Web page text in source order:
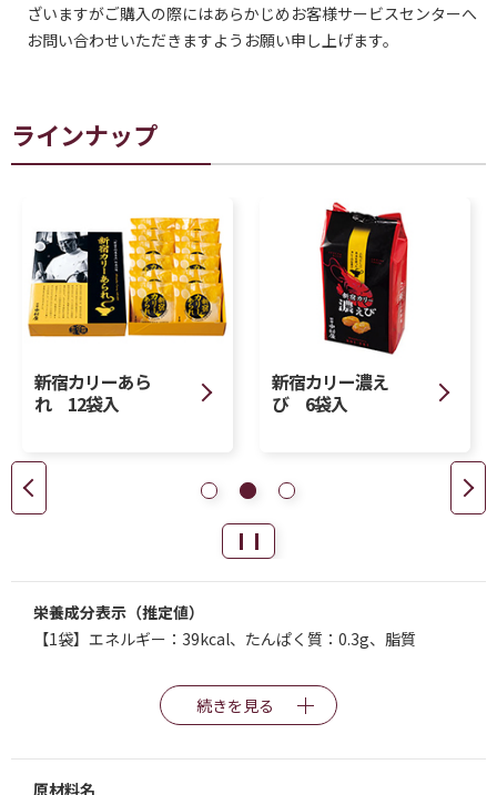
ざいますがご購入の際にはあらかじめお客様サービスセンターへ
お問い合わせいただきますようお願い申し上げます。
ラインナップ
新宿カリーあら
れ 12袋入
新宿カリー濃え
び 6袋入
栄養成分表示（推定値）
【1袋】エネルギー：39kcal、たんぱく質：0.3g、脂質
続きを見る
原材料名